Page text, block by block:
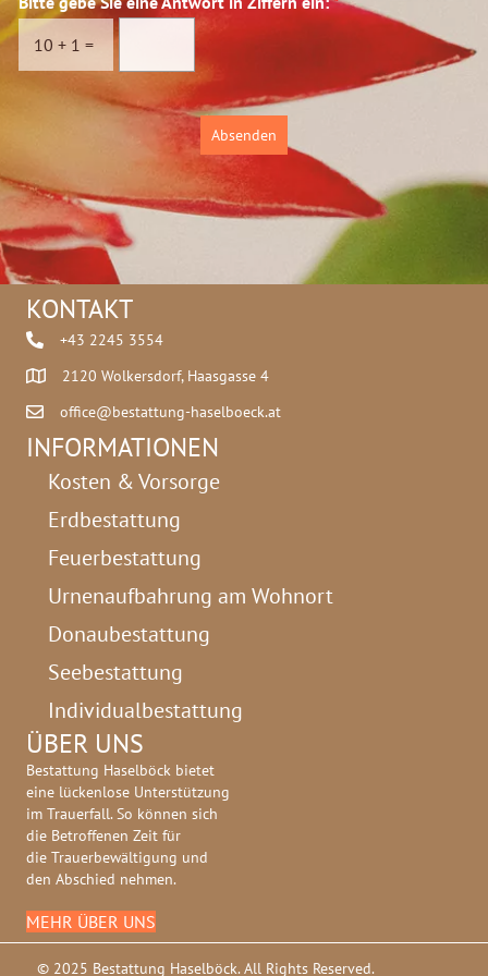
s
c
u
10 + 1 =
Absenden
KONTAKT
+43 2245 3554
2120 Wolkersdorf, Haasgasse 4
office@bestattung-haselboeck.at
INFORMATIONEN
Kosten & Vorsorge
Erdbestattung
Feuerbestattung
Urnenaufbahrung am Wohnort
Donaubestattung
Seebestattung
Individualbestattung
ÜBER UNS
Bestattung Haselböck bietet
eine lückenlose Unterstützung
im Trauerfall. So können sich
die Betroffenen Zeit für
die Trauerbewältigung und
den Abschied nehmen.
MEHR ÜBER UNS
© 2025 Bestattung Haselböck. All Rights Reserved.